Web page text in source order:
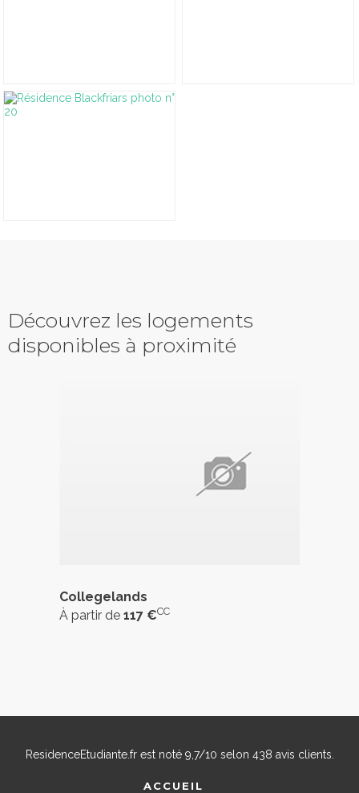
Découvrez les logements
disponibles à proximité
Collegelands
À partir de 117 €CC
ResidenceEtudiante.frest noté 9,7/10 selon 438 avis clients.
ACCUEIL